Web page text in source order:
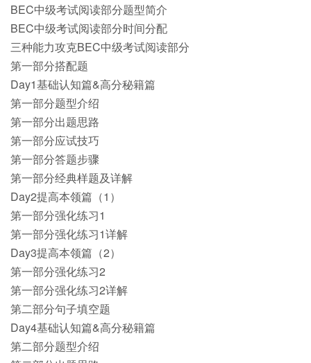
BEC中级考试阅读部分题型简介
BEC中级考试阅读部分时间分配
三种能力攻克BEC中级考试阅读部分
第一部分搭配题
Day1基础认知篇&高分秘籍篇
第一部分题型介绍
第一部分出题思路
第一部分应试技巧
第一部分答题步骤
第一部分经典样题及详解
Day2提高本领篇（1）
第一部分强化练习1
第一部分强化练习1详解
Day3提高本领篇（2）
第一部分强化练习2
第一部分强化练习2详解
第二部分句子填空题
Day4基础认知篇&高分秘籍篇
第二部分题型介绍